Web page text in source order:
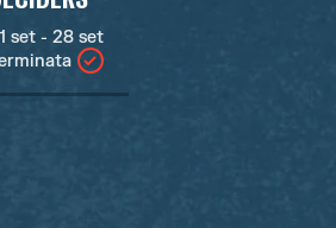
set - 28 set